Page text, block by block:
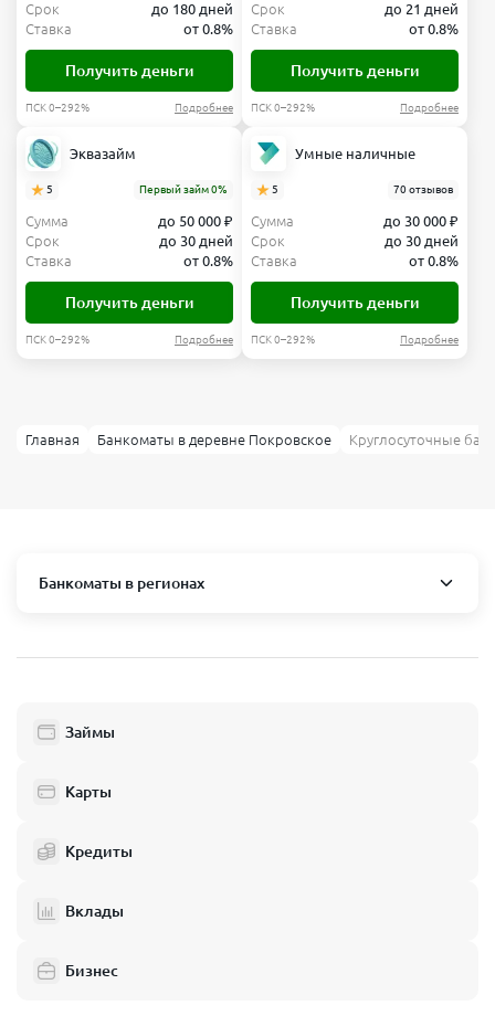
Срок
до 180 дней
Ставка
от 0.8%
Получить деньги
ПСК 0–292% Подробнее
Срок
до 21 дней
Ставка
от 0.8%
Получить деньги
ПСК 0–292% Подробнее
Эквазайм
5 Первый займ 0%
Сумма
до 50 000 ₽
Срок
до 30 дней
Ставка
от 0.8%
Получить деньги
ПСК 0–292% Подробнее
Умные наличные
5 70 отзывов
Сумма
до 30 000 ₽
Срок
до 30 дней
Ставка
от 0.8%
Получить деньги
ПСК 0–292% Подробнее
Главная Банкоматы в деревне Покровское Круглосуточные
Банкоматы в регионах
Балашиха
Одинцово
Электросталь
Реутов
Подольск
Займы
Карты
Кредиты
Вклады
Бизнес